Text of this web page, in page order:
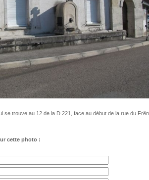
se trouve au 12 de la D 221, face au début de la rue du
cette photo :